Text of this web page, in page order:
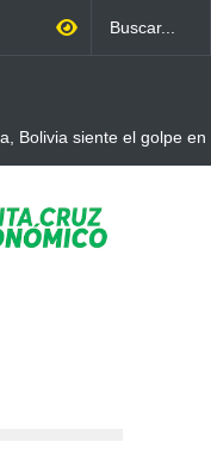
Bolivia siente el golpe en